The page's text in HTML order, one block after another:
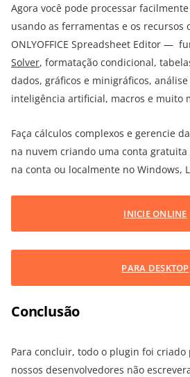
Agora você pode processar
usando as ferramentas e os recursos
ONLYOFFICE Spreadsheet Editor —
Solver, formatação condicional,
dados, gráficos e minigráficos,
inteligência artificial, macros e muito
Faça cálculos complexos e gerencie
na nuvem criando uma conta gratuita
na conta ou localmente no Windows,
INICIE ONLINE
PARA DESKTOP
Conclusão
Para concluir, todo o plugin foi criado
nossos desenvolvedores não